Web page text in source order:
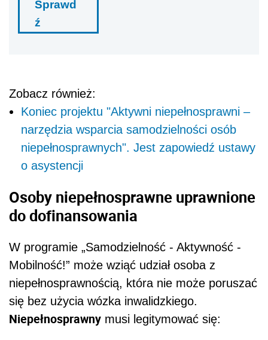
Sprawd
ź
Zobacz również:
Koniec projektu "Aktywni niepełnosprawni –
narzędzia wsparcia samodzielności osób
niepełnosprawnych". Jest zapowiedź ustawy
o asystencji
Osoby niepełnosprawne uprawnione
do dofinansowania
W programie „Samodzielność - Aktywność -
Mobilność!” może wziąć udział osoba z
niepełnosprawnością, która nie może poruszać
się bez użycia wózka inwalidzkiego.
Niepełnosprawny musi legitymować się: